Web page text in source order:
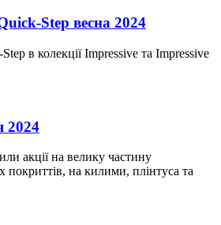
Step весна 2024
в колекції Impressive та Impressive
2024
акції на велику частину
покриттів, на килими, плінтуса та